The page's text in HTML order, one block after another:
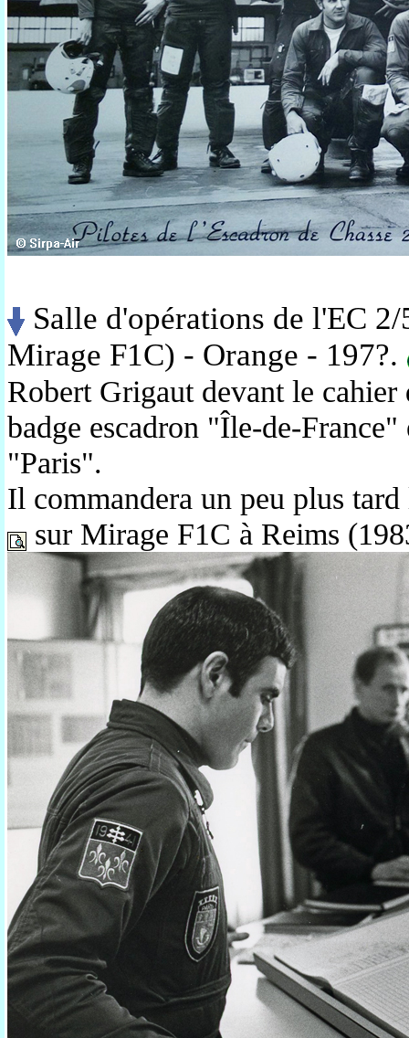
Salle d'opérations de l'EC
Mirage F1C) - Orange - 197?.
Robert Grigaut devant le
badge escadron "Île-de-
"Paris".
Il commandera un peu plus
sur Mirage F1C à Reims